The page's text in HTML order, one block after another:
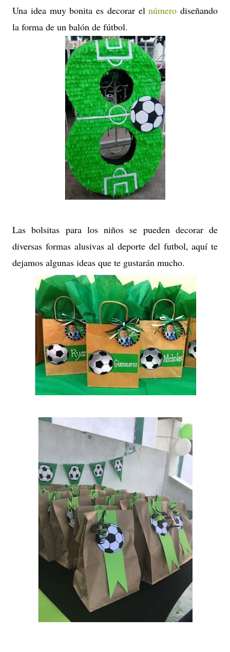
Una idea muy bonita es decorar elnúmero diseñando
la forma de un balón de fútbol.
Las bolsitas para los niños se pueden decorar de
diversas formas alusivas al deporte del futbol, aquí te
dejamos algunas ideas que te gustarán mucho.